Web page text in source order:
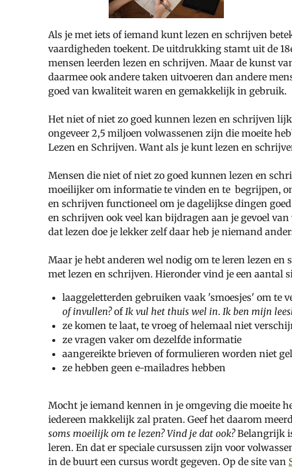
Als je met iets of iemand kunt lezen en schrijven
vaardigheden toekent. De uitdrukking stamt uit de
mensen leerden lezen en schrijven. Maar de kunst
daarmee ook andere taken uitvoeren dan andere
goed van kwaliteit waren en gemakkelijk in gebruik.
Het niet of niet zo goed kunnen lezen en schrijven
ongeveer 2,5 miljoen volwassenen zijn die moeite
Lezen en Schrijven. Want als je kunt lezen en
Mensen die niet of niet zo goed kunnen lezen en
moeilijker om informatie te vinden en te begrijpen,
en schrijven functioneel om je dagelijkse dingen
en schrijven ook veel kan bijdragen aan je gevoel
dat lezen doe je lekker zelf daar heb je niemand
Maar je hebt anderen wel nodig om te leren lezen
met lezen en schrijven. Hieronder vind je een aantal
laaggeletterden gebruiken vaak 'smoesjes' om te
of invullen?of Ik vul het thuis wel in. Ik ben mijn
ze komen te laat, te vroeg of helemaal niet
ze vragen vaker om dezelfde informatie
aangereikte brieven of formulieren worden niet
ze hebben geen e-mailadres hebben
Mocht je iemand kennen in je omgeving die moeite
iedereen makkelijk zal praten. Geef het daarom
soms moeilijk om te lezen? Vind je dat ook?Belangrijk
leren. En dat er speciale cursussen zijn voor
in de buurt een cursus wordt gegeven. Op de site van